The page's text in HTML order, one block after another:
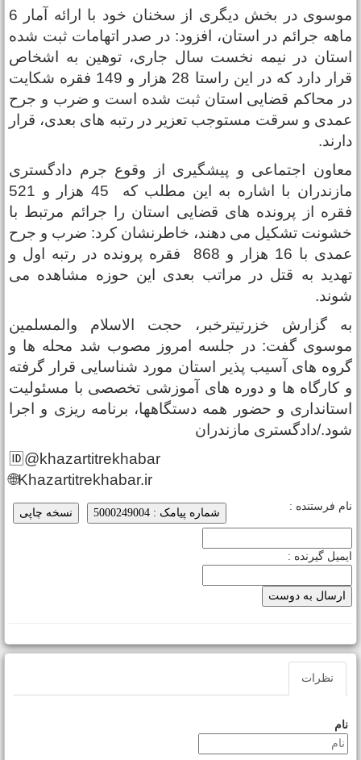
موسوی در بخش دیگری از سخنان خود با ارائه آمار 6
جرائم در استان، افزود: در صدر اتهامات ثبت شده
در نیمه نخست سال جاری، توهین به اشخاص
قرار دارد که در این راستا 28 هزار و 149 فقره شکایت
محاکم قضایی استان ثبت شده است و ضرب و جرح
و سرقت مستوجب تعزیر در رتبه های بعدی، قرار
اجتماعی و پیشگیری از وقوع جرم دادگستری
مازندران با اشاره به این مطلب که 45 هزار و 521
از پرونده های قضایی استان را جرائم مرتبط با
تشکیل می دهند، خاطرنشان کرد: ضرب و جرح
عمدی با 16 هزار و 868 فقره پرونده در رتبه اول و
به قتل در مراتب بعدی این حوزه مشاهده می
گزارش خزرتیترخبر، حجت الاسلام والمسلمین
گفت: در جلسه امروز مصوب شد محله ها و
های آسیب پذیر استان مورد شناسایی قرار گرفته
کارگاه ها و دوره های آموزشی تخصصی با مسئولیت
و حضور همه دستگاهها، برنامه ریزی و اجرا
دادگستری مازندران
🆔@khazartitrekhabar
🌐Khazartitrekhabar.ir
نسخه چاپی شماره پیامک : 5000249004
فرستنده :
گیرنده :
نظرات
نام